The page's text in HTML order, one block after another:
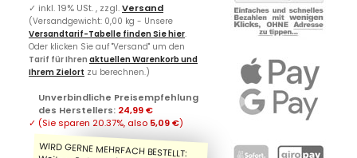
✓ inkl. 19% USt. , zzgl.Versand
(Versandgewicht: 0,00 kg - Unsere
Versandtarif-Tabelle finden Sie hier.
Oder klicken Sie auf "Versand" um den
Tarif für Ihren aktuellen Warenkorb und
Ihrem Zielort zu berechnen.)
Unverbindliche Preisempfehlung
des Herstellers: 24,99 €
✓ (Sie sparen 20.37%, also 5,09 €)